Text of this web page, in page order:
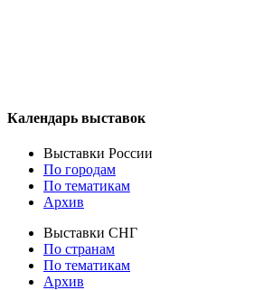
Календарь выставок
Выставки России
По городам
По тематикам
Архив
Выставки СНГ
По странам
По тематикам
Архив